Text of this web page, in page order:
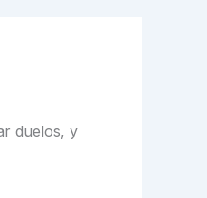
duelos, y